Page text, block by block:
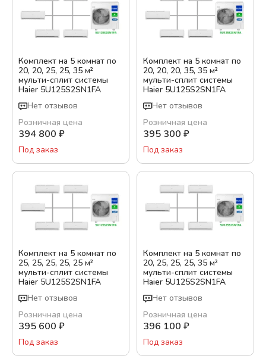
Комплект на 5 комнат по
20, 20, 25, 25, 35 м²
мульти-сплит системы
Haier 5U125S2SN1FA
Нет отзывов
Розничная цена
394 800 ₽
Под заказ
Комплект на 5 комнат по
20, 20, 20, 35, 35 м²
мульти-сплит системы
Haier 5U125S2SN1FA
Нет отзывов
Розничная цена
395 300 ₽
Под заказ
Комплект на 5 комнат по
25, 25, 25, 25, 25 м²
мульти-сплит системы
Haier 5U125S2SN1FA
Нет отзывов
Розничная цена
395 600 ₽
Под заказ
Комплект на 5 комнат по
20, 25, 25, 25, 35 м²
мульти-сплит системы
Haier 5U125S2SN1FA
Нет отзывов
Розничная цена
396 100 ₽
Под заказ